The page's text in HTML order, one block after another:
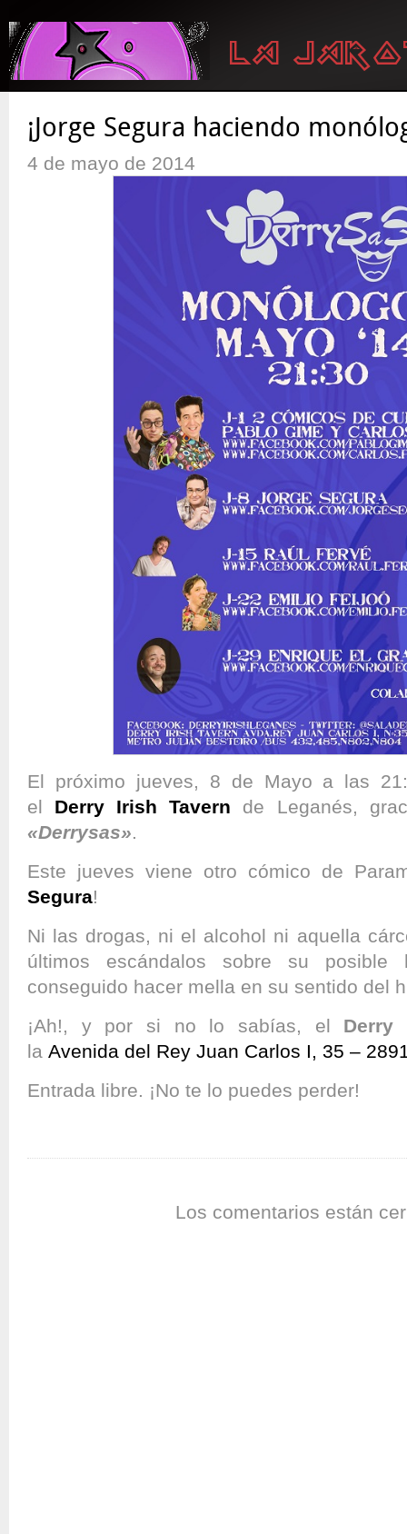
¡Jorge Segura haciendo
4 de mayo de 2014
El próximo jueves, 8 de Mayo a las
el Derry Irish Tavern de Leganés,
«Derrysas».
Este jueves viene otro cómico de
Segura!
Ni las drogas, ni el alcohol ni aquella
últimos escándalos sobre su posible
conseguido hacer mella en su sentido del
¡Ah!, y por si no lo sabías, el Derry
la Avenida del Rey Juan Carlos I, 35 –
Entrada libre. ¡No te lo puedes perder!
Los comentarios están